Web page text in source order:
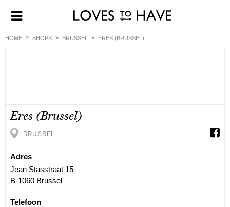
HOME SHOPS BRUSSEL ERES (BRUSSEL)
Eres (Brussel)
BRUSSEL
Adres
Jean Stasstraat 15
B-1060 Brussel
Telefoon